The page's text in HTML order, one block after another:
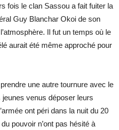
fois le clan Sassou a fait fuiter la
Guy Blanchar Okoi de son
Il fut un temps où le
aurait été même approché pour
une autre tournure avec le
venus déposer leurs
ont péri dans la nuit du 20
pouvoir n’ont pas hésité à